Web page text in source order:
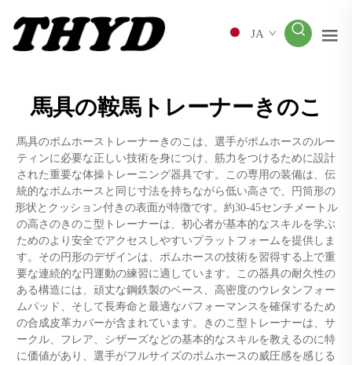
JA
馬具の鞍馬トレーナーきのこ
馬具のポムホーストレーナーきのこは、選手がポムホースのルー
ティンに必要な正しい技術を身につけ、筋力をつけるために設計
された重要な体操トレーニング器具です。この専用の装備は、伝
統的なポムホースと同じ寸法を持ちながら低い高さで、円筒形の
形状とクッション付きの表面が特徴です。約30-45センチメートル
の高さのきのこ型トレーナーは、初心者が基本的なスキルを学ぶ
ためのより安全でアクセスしやすいプラットフォームを提供しま
す。その円形のデザインは、ポムホースの技術を習得する上で重
要な連続的な円運動の練習に適しています。この器具の耐久性の
ある構造には、頑丈な鋼鉄製のベース、高密度のウレタンフォー
ムパッド、そして長寿命と最適なパフォーマンスを確保するため
の合成皮革カバーが含まれています。きのこ型トレーナーは、サ
ークル、フレア、シザーズなどの基本的なスキルを教えるのに特
に価値があり、選手がフルサイズのポムホースの威圧感を感じる